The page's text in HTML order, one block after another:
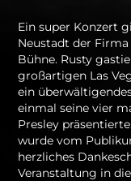
Ein super Konzert
Neustadt der
Bühne. Rusty
großartigen Las
ein
einmal seine vier
Presley
wurde vom
herzliches
Veranstaltung in